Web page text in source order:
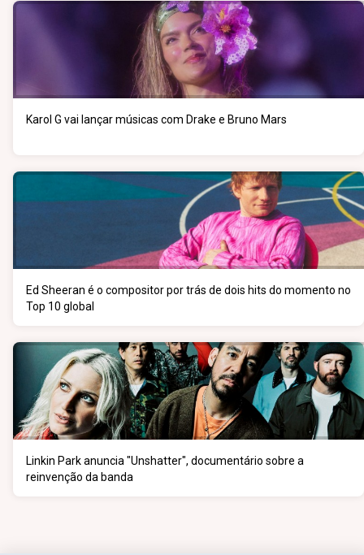
Karol G vai lançar músicas com Drake e Bruno Mars
Ed Sheeran é o compositor por trás de dois hits do momento no
Top 10 global
Linkin Park anuncia "Unshatter", documentário sobre a
reinvenção da banda